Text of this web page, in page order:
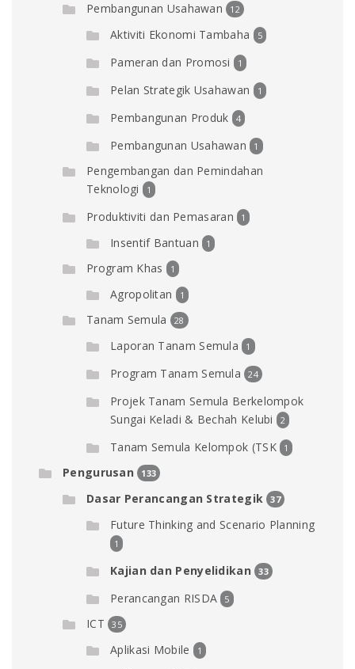
Pembangunan Usahawan 12
Aktiviti Ekonomi Tambaha 5
Pameran dan Promosi 1
Pelan Strategik Usahawan 1
Pembangunan Produk 4
Pembangunan Usahawan 1
Pengembangan dan Pemindahan
Teknologi
1
Produktiviti dan Pemasaran 1
Insentif Bantuan 1
Program Khas 1
Agropolitan 1
Tanam Semula 28
Laporan Tanam Semula 1
Program Tanam Semula 24
Projek Tanam Semula Berkelompok
Sungai Keladi & Bechah Kelubi
2
Tanam Semula Kelompok (TSK 1
Pengurusan 133
Dasar Perancangan Strategik 37
Future Thinking and Scenario Planning
1
Kajian dan Penyelidikan 33
Perancangan RISDA 5
ICT 35
Aplikasi Mobile 1